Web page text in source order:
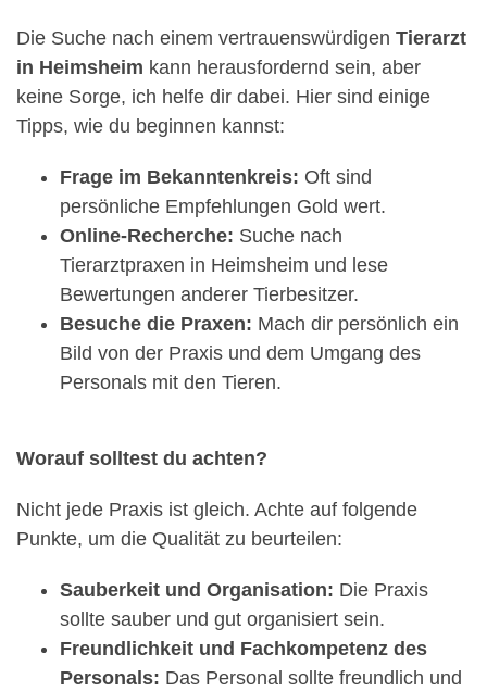
Die Suche nach einem vertrauenswürdigen Tierarzt
in Heimsheim kann herausfordernd sein, aber
keine Sorge, ich helfe dir dabei. Hier sind einige
Tipps, wie du beginnen kannst:
Frage im Bekanntenkreis: Oft sind
persönliche Empfehlungen Gold wert.
Online-Recherche: Suche nach
Tierarztpraxen in Heimsheim und lese
Bewertungen anderer Tierbesitzer.
Besuche die Praxen: Mach dir persönlich ein
Bild von der Praxis und dem Umgang des
Personals mit den Tieren.
Worauf solltest du achten?
Nicht jede Praxis ist gleich. Achte auf folgende
Punkte, um die Qualität zu beurteilen:
Sauberkeit und Organisation: Die Praxis
sollte sauber und gut organisiert sein.
Freundlichkeit und Fachkompetenz des
Personals: Das Personal sollte freundlich und